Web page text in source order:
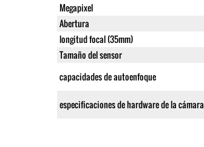
Megapixel
Abertura
longitud focal (35mm)
Tamaño del sensor
capacidades de autoenfoque
especificaciones de hardware de la cámara